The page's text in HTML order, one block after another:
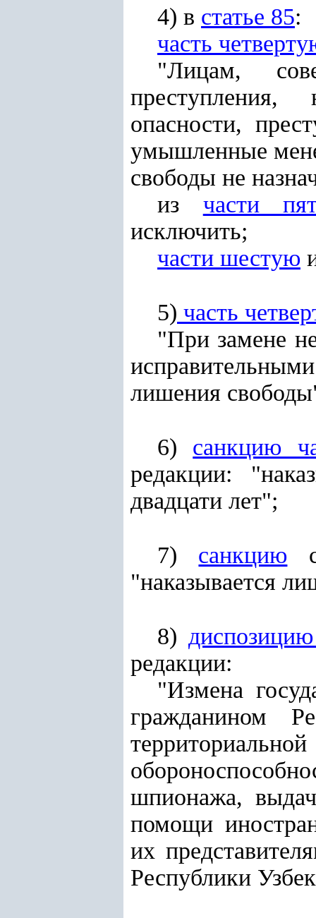
4) в статье 85:
часть
"Лицам,
опасности,
умышленные
свободы не
из части
исключить;
части шестую
5) часть
"При замене
лишения
6) санкцию
редакции:
двадцати лет";
7) санкцию
"наказывается
8)
редакции:
"Измена
гражданином
шпионажа,
помощи
их
Республики